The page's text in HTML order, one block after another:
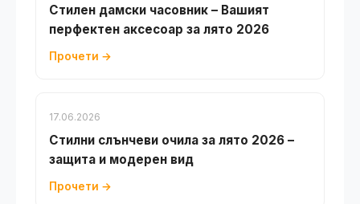
Стилен дамски часовник – Вашият
перфектен аксесоар за лято 2026
Прочети →
17.06.2026
Стилни слънчеви очила за лято 2026 –
защита и модерен вид
Прочети →